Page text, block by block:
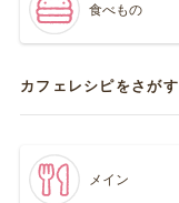
食べもの
カフェレシピをさがす
メイン